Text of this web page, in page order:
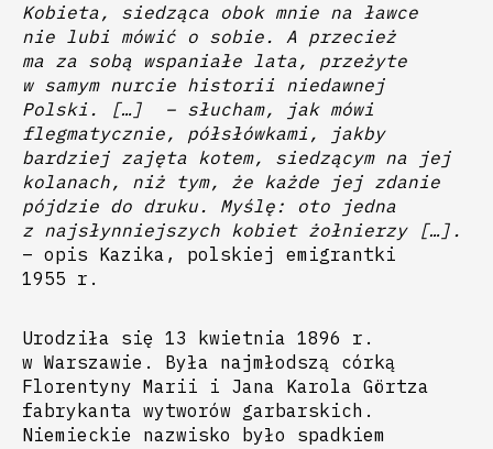
Kobieta, siedząca obok mnie na ławce
nie lubi mówić o sobie. A przecież
ma za sobą wspaniałe lata, przeżyte
w samym nurcie historii niedawnej
Polski. […] – słucham, jak mówi
flegmatycznie, półsłówkami, jakby
bardziej zajęta kotem, siedzącym na jej
kolanach, niż tym, że każde jej zdanie
pójdzie do druku. Myślę: oto jedna
z najsłynniejszych kobiet żołnierzy […].
– opis Kazika, polskiej emigrantki
1955 r.
Urodziła się 13 kwietnia 1896 r.
w Warszawie. Była najmłodszą córką
Florentyny Marii i Jana Karola Görtza
fabrykanta wytworów garbarskich.
Niemieckie nazwisko było spadkiem